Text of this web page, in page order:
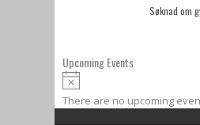
Søknad om
Upcoming Events
Notice
There are no upcoming